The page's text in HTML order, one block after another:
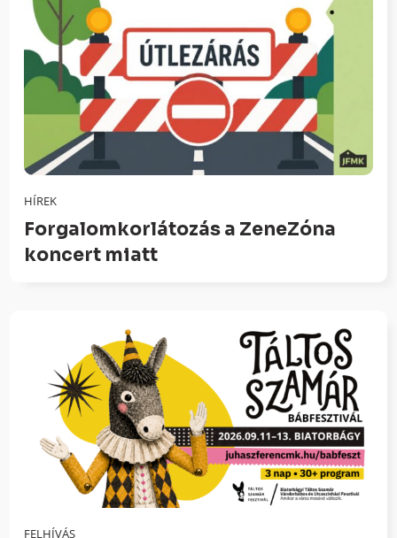
HÍREK
Forgalomkorlátozás a ZeneZóna
koncert miatt
FELHÍVÁS